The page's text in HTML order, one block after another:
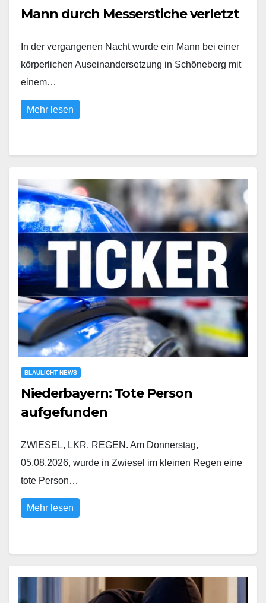
Mann durch Messerstiche verletzt
In der vergangenen Nacht wurde ein Mann bei einer
körperlichen Auseinandersetzung in Schöneberg mit
einem…
Mehr lesen
BLAULICHT NEWS
Niederbayern: Tote Person
aufgefunden
ZWIESEL, LKR. REGEN. Am Donnerstag,
05.08.2026, wurde in Zwiesel im kleinen Regen eine
tote Person…
Mehr lesen